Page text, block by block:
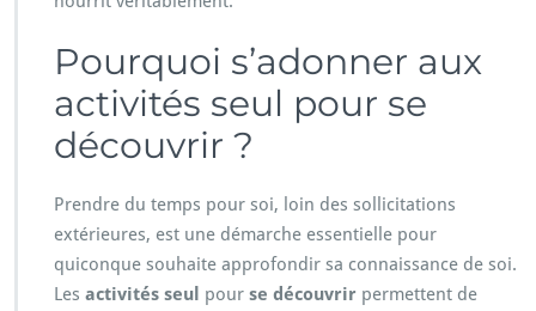
Pourquoi s’adonner aux
activités seul pour se
découvrir ?
Prendre du temps pour soi, loin des sollicitations
extérieures, est une démarche essentielle pour
quiconque souhaite approfondir sa connaissance de soi.
Les activités seul pour se découvrir permettent de